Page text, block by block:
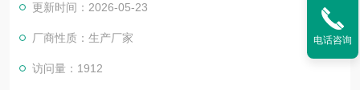
更新时间：2026-05-23
厂商性质：生产厂家
访问量：1912
电话咨询